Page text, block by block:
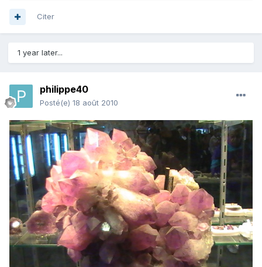
Citer
1 year later...
philippe40
Posté(e) 18 août 2010